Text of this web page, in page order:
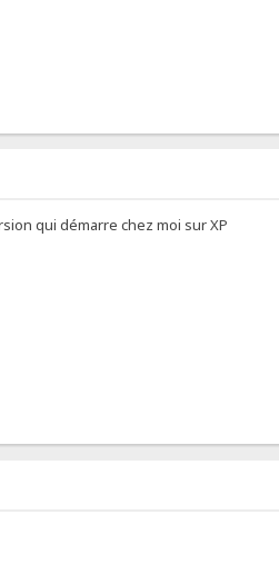
qui démarre chez moi sur XP